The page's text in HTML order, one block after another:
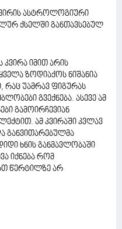
ასტროლოგიური
ქსელში განთავსებულ
კვირა იმით არის
ზოდიაქოს ნიშანია
რაც უამრავ ფიგურას
გვექნება. ასევე ამ
გამოირჩევიან
ამ კვირაში კვლავ
განვითარებულმა
ხნის განმავლობაში
იქნება რომ
წერტილზე არ